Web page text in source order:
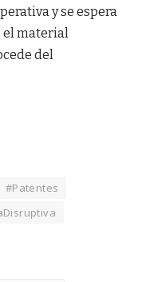
y se espera
el material
del
#Patentes